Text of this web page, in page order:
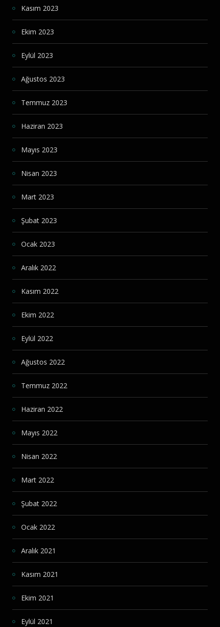
Kasım 2023
Ekim 2023
Eylül 2023
Ağustos 2023
Temmuz 2023
Haziran 2023
Mayıs 2023
Nisan 2023
Mart 2023
Şubat 2023
Ocak 2023
Aralık 2022
Kasım 2022
Ekim 2022
Eylül 2022
Ağustos 2022
Temmuz 2022
Haziran 2022
Mayıs 2022
Nisan 2022
Mart 2022
Şubat 2022
Ocak 2022
Aralık 2021
Kasım 2021
Ekim 2021
Eylül 2021